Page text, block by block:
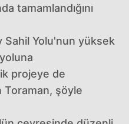
tamamlandığını
Sahil Yolu'nun yüksek
projeye de
Toraman, şöyle